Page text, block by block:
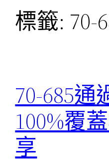
標籤: 70-
70-685通
100%覆
享